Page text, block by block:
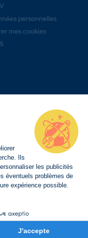
Ils
les publicités
éventuels problèmes de
expérience possible.
J'accepte
personnelles
mes cookies
BESOIN D’AIDE